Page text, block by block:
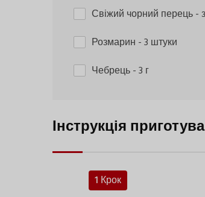
Свіжий чорний перець-
Розмарин - 3 штуки
Чебрець- 3 г
Інструкція
1 Крок